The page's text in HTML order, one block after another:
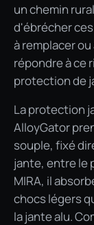
un chemin
d'ébrécher
à remplacer
répondre à ce
protection de
La protection
AlloyGator
souple, fixé
jante, entre le
MIRA, il
chocs légers
la jante alu.